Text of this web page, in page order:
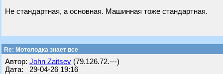
Не стандартная, а основная. Машинная тоже стандартная.
Re: Мотолодка знает все
Автор: John Zaitsev (79.126.72.---)
Дата: 29-04-26 19:16